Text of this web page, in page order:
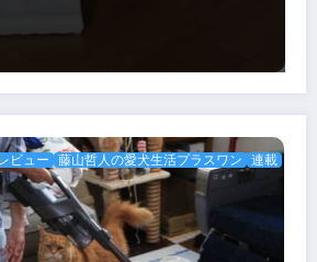
ビュー 藤山哲人の愛犬生活プラスワン 連載